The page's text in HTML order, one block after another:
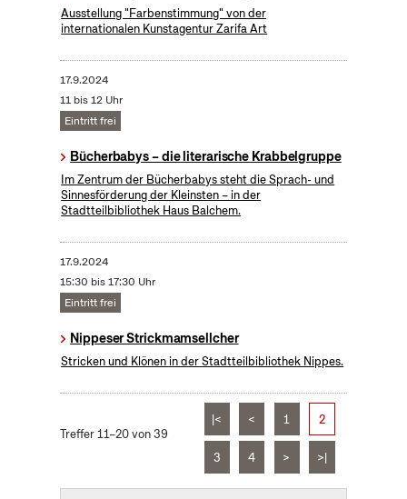
Ausstellung "Farbenstimmung" von der
internationalen Kunstagentur Zarifa Art
17.9.2024
11 bis 12 Uhr
Eintritt frei
Bücherbabys – die literarische Krabbelgruppe
Im Zentrum der Bücherbabys steht die Sprach- und
Sinnesförderung der Kleinsten – in der
Stadtteilbibliothek Haus Balchem.
17.9.2024
15:30 bis 17:30 Uhr
Eintritt frei
Nippeser Strickmamsellcher
Stricken und Klönen in der Stadtteilbibliothek Nippes.
Treffer 11–20 von 39
|< < 1 2
3 4 > >|